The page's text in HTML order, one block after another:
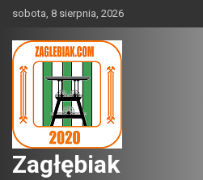
content
sobota, 8 sierpnia, 2026
Zagłębiak